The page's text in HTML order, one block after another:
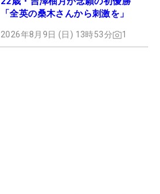
「全英の桑木さんから刺激を」
2026年8月9日 (日) 13時53分 1